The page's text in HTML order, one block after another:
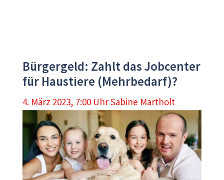
Bürgergeld: Zahlt das Jobcenter
für Haustiere (Mehrbedarf)?
4. März 2023, 7:00 UhrSabine Martholt